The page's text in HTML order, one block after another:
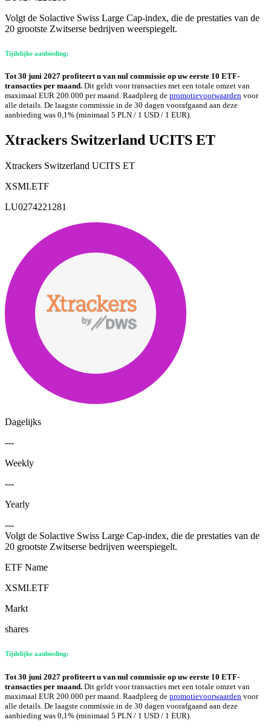
Volgt de Solactive Swiss Large Cap-index, die de prestaties van de
20 grootste Zwitserse bedrijven weerspiegelt.
Tijdelijke aanbieding:
Tot 30 juni 2027 profiteert u van nul commissie op uw eerste 10 ETF-
transacties per maand. Dit geldt voor transacties met een totale omzet van
maximaal EUR 200.000 per maand. Raadpleeg de promotievoorwaarden voor
alle details. De laagste commissie in de 30 dagen voorafgaand aan deze
aanbieding was 0,1% (minimaal 5 PLN / 1 USD / 1 EUR).
Xtrackers Switzerland UCITS ET
Xtrackers Switzerland UCITS ET
XSMI.ETF
LU0274221281
Dagelijks
---
Weekly
---
Yearly
---
Volgt de Solactive Swiss Large Cap-index, die de prestaties van de
20 grootste Zwitserse bedrijven weerspiegelt.
ETF Name
XSMI.ETF
Markt
shares
Tijdelijke aanbieding:
Tot 30 juni 2027 profiteert u van nul commissie op uw eerste 10 ETF-
transacties per maand. Dit geldt voor transacties met een totale omzet van
maximaal EUR 200.000 per maand. Raadpleeg de promotievoorwaarden voor
alle details. De laagste commissie in de 30 dagen voorafgaand aan deze
aanbieding was 0,1% (minimaal 5 PLN / 1 USD / 1 EUR).